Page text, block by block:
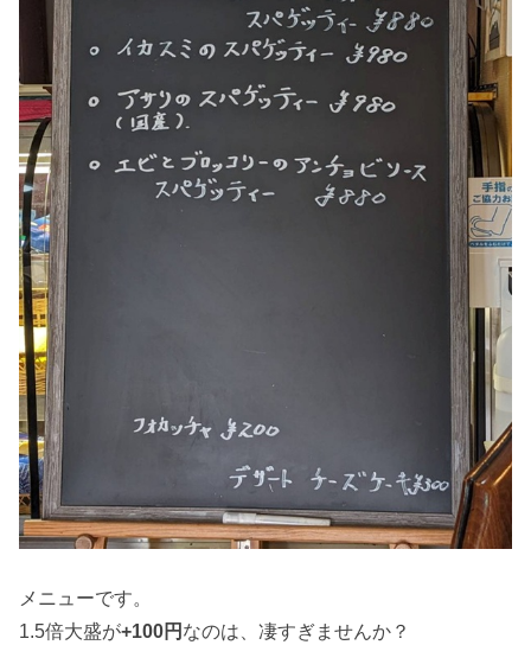
メニューです。
1.5倍大盛が+100円 なのは、凄すぎませんか？